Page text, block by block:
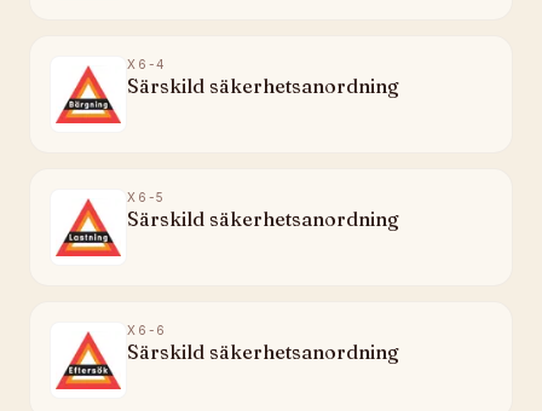
X6-4
Särskild säkerhetsanordning
X6-5
Särskild säkerhetsanordning
X6-6
Särskild säkerhetsanordning